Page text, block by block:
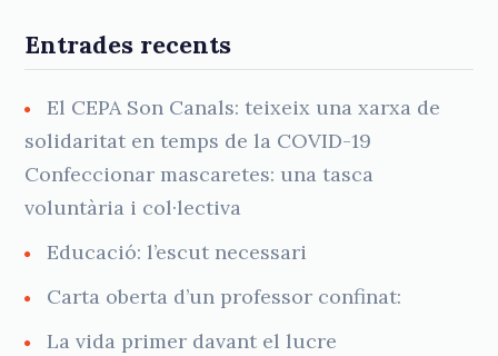
Entrades recents
El CEPA Son Canals: teixeix una xarxa de
solidaritat en temps de la COVID-19
Confeccionar mascaretes: una tasca
voluntària i col·lectiva
Educació: l’escut necessari
Carta oberta d’un professor confinat:
La vida primer davant el lucre